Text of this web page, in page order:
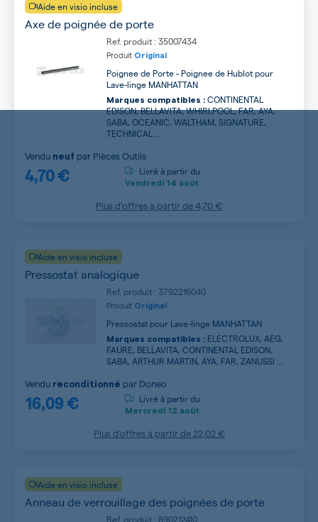
Aide en visio incluse
Axe de poignée de porte
Ref. produit : 35007434
Produit Original
Poignee de Porte - Poignee de Hublot pour
Lave-linge MANHATTAN
Marques compatibles : CONTINENTAL
EDISON, BELLAVITA, WHIRLPOOL, FAR, AYA,
SABA, OCEANIC, WALTHAM, SIGNATURE,
TECHNICAL ...
4,70 €
Vendu neuf par Pièces Outils
Livré à partir du
Vendredi 14 août
Plus d’offres à partir de4,70 €
Aide en visio incluse
Pressostat analogique
Ref. produit : 3792216040
Produit Original
Pressostat pour Lave-linge MANHATTAN
Marques compatibles : ELECTROLUX, AEG,
FAURE, BELLAVITA, CONTINENTAL EDISON,
SABA, ARTHUR MARTIN, AYA, FAR, ZANUSSI ...
16,09 €
Vendu reconditionné par Doneo
Livré à partir du
Mercredi 12 août
Plus d’offres à partir de 22,02 €
Aide en visio incluse
Anneau de verrouillage des poignées de porte
Ref. produit : 890212410